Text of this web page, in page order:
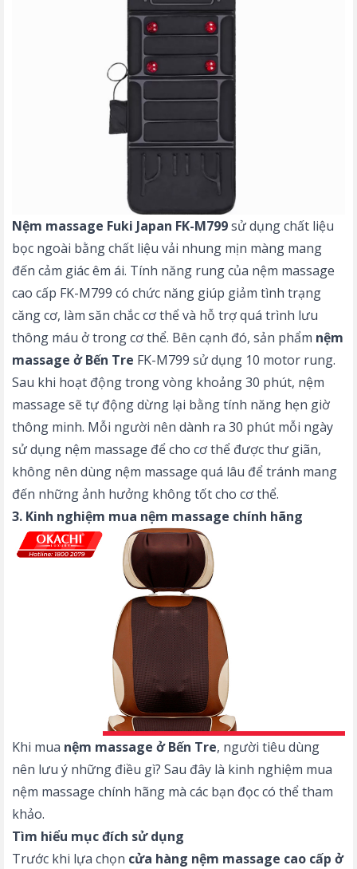
Nệm massage Fuki Japan FK-M799sử dụng chất liệu
bọc ngoài bằng chất liệu vải nhung mịn màng mang
đến cảm giác êm ái. Tính năng rung của nệm massage
cao cấp FK-M799 có chức năng giúp giảm tình trạng
căng cơ, làm săn chắc cơ thể và hỗ trợ quá trình lưu
thông máu ở trong cơ thể. Bên cạnh đó, sản phẩm nệm
massage ở Bến Tre FK-M799 sử dụng 10 motor rung.
Sau khi hoạt động trong vòng khoảng 30 phút, nệm
massage sẽ tự động dừng lại bằng tính năng hẹn giờ
thông minh. Mỗi người nên dành ra 30 phút mỗi ngày
sử dụng nệm massage để cho cơ thể được thư giãn,
không nên dùng nệm massage quá lâu để tránh mang
đến những ảnh hưởng không tốt cho cơ thể.
3. Kinh nghiệm mua nệm massage chính hãng
Khi mua nệm massage ở Bến Tre, người tiêu dùng
nên lưu ý những điều gì? Sau đây là kinh nghiệm mua
nệm massage chính hãng mà các bạn đọc có thể tham
khảo.
Tìm hiểu mục đích sử dụng
Trước khi lựa chọn cửa hàng nệm massage cao cấp ở